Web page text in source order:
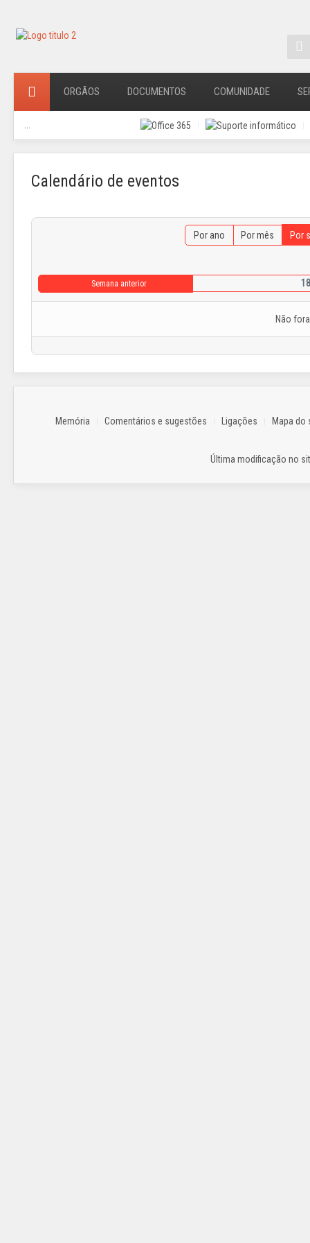
ORGÃOS DOCUMENTOS COMUNIDADE
Calendário de eventos
Por ano Por mês Por
Semana anterior
Não
Memória Comentários e sugestões Ligações Mapa do
Última modificação no